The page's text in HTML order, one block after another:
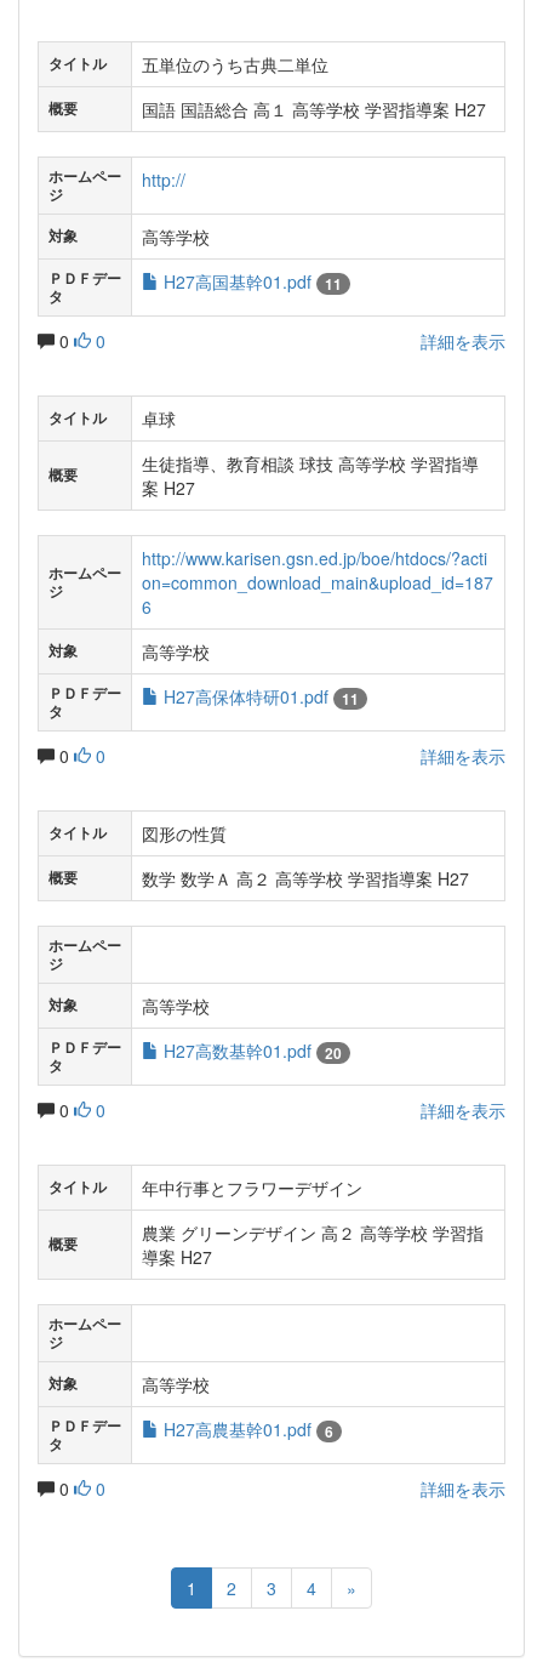
タイトル 五単位のうち古典二単位
概要 国語 国語総合 高１ 高等学校 学習指導案 H27
ホームペー
ジ
http://
対象 高等学校
ＰＤＦデー
タ
H27高国基幹01.pdf 11
0 0 詳細を表示
タイトル 卓球
概要
生徒指導、教育相談 球技 高等学校 学習指導
案 H27
ホームペー
ジ
http://www.karisen.gsn.ed.jp/boe/htdocs/?acti
on=common_download_main&upload_id=187
6
対象 高等学校
ＰＤＦデー
タ
H27高保体特研01.pdf 11
0 0 詳細を表示
タイトル 図形の性質
概要 数学 数学Ａ 高２ 高等学校 学習指導案 H27
ホームペー
ジ
対象
高等学校
ＰＤＦデー
タ
H27高数基幹01.pdf 20
0 0 詳細を表示
タイトル 年中行事とフラワーデザイン
概要
農業 グリーンデザイン 高２ 高等学校 学習指
導案 H27
ホームペー
ジ
対象
高等学校
ＰＤＦデー
タ
H27高農基幹01.pdf 6
0 0 詳細を表示
1 2 3 4 »